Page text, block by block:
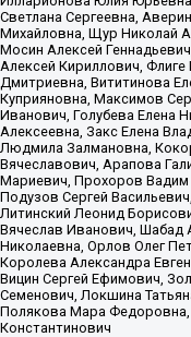
Светлана Сергеевна,
Михайловна, Щур Николай
Мосин Алексей
Алексей Кириллович,
Дмитриевна, Вититинова
Куприяновна, Максимов
Иванович, Голубева Елена
Алексеевна, Закс Елена
Людмила Залмановна,
Вячеславович, Арапова
Мариевич, Прохоров Вадим
Подузов Сергей
Литинский Леонид
Вячеслав Иванович, Шабад
Николаевна, Орлов Олег
Королева Александра
Вицин Сергей Ефимович,
Семенович, Локшина
Полякова Мара Федоровна,
Константинович